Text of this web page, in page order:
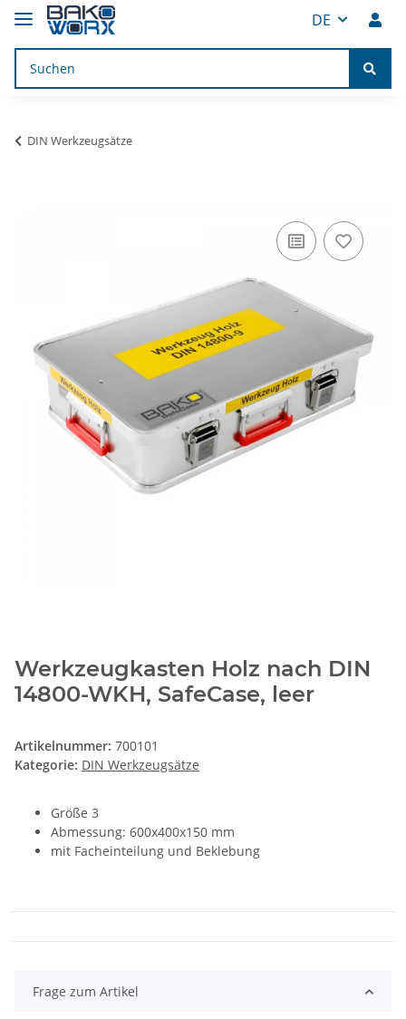
DE
DIN Werkzeugsätze
Werkzeugkasten Holz nach DIN
14800-WKH, SafeCase, leer
Artikelnummer: 700101
Kategorie: DIN Werkzeugsätze
Größe 3
Abmessung: 600x400x150 mm
mit Facheinteilung und Beklebung
Frage zum Artikel